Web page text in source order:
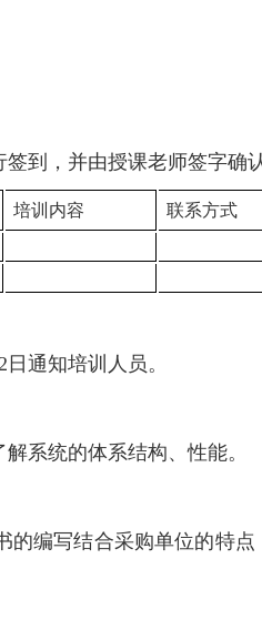
到，并由授课老师签字确认
培训内容 联系方式
通知培训人员。
系统的体系结构、性能。
编写结合采购单位的特